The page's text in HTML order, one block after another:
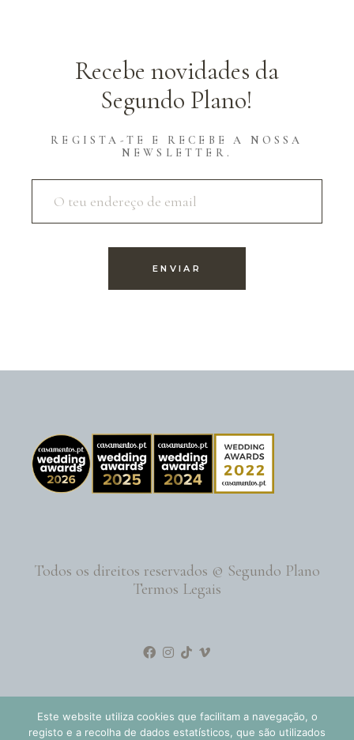
Recebe novidades da
Segundo Plano!
REGISTA-TE E RECEBE A NOSSA
NEWSLETTER.
Todos os direitos reservados © Segundo Plano
Termos Legais
Este website utiliza cookies que facilitam a navegação, o
registo e a recolha de dados estatísticos, que são utilizados